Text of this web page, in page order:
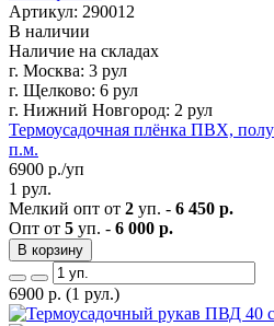
Артикул: 290012
В наличии
Наличие на складах
г. Москва: 3 рул
г. Щелково: 6 рул
г. Нижний Новгород: 2 рул
Термоусадочная плёнка ПВХ,
п.м.
6900 р./уп
1 рул.
Мелкий опт от 2 уп. - 6 450 р.
Опт от 5 уп. - 6 000 р.
В корзину
6900 р. (1 рул.)